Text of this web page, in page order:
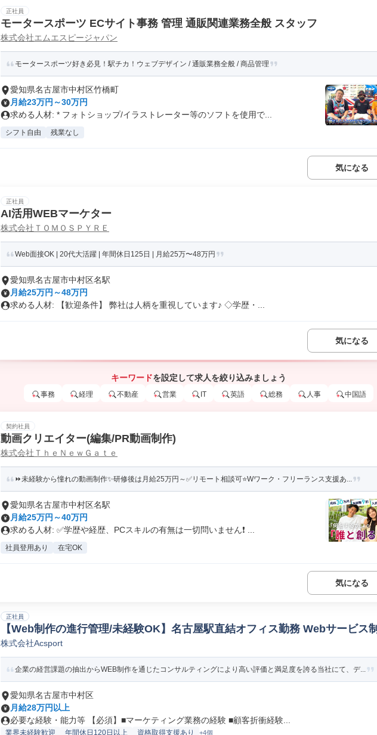
正社員
モータースポーツ ECサイト事務 管理 通販関連業務全般 スタッフ
株式会社エムエスピージャパン
モータースポーツ好き必見！駅チカ！ウェブデザイン / 通販業務全般 / 商品管理
愛知県名古屋市中村区竹橋町
月給23万円～30万円
求める人材: * フォトショップ/イラストレーター等のソフトを使用で...
シフト自由 残業なし
気になる
正社員
AI活用WEBマーケター
株式会社ＴＯＭＯＳＰＹＲＥ
Web面接OK | 20代大活躍 | 年間休日125日 | 月給25万〜48万円
愛知県名古屋市中村区名駅
月給25万円～48万円
求める人材: 【歓迎条件】 弊社は人柄を重視しています♪ ◇学歴・...
気になる
キーワードを設定して求人を絞り込みましょう
事務 経理 不動産 営業 IT 英語 総務 人事 中国語
契約社員
動画クリエイター(編集/PR動画制作)
株式会社ＴｈｅＮｅｗＧａｔｅ
⏩️未経験から憧れの動画制作✨研修後は月給25万円～✅リモート相談可⭐Wワーク・フリーランス支援あ...
愛知県名古屋市中村区名駅
月給25万円～40万円
求める人材: ✅️学歴や経歴、PCスキルの有無は一切問いません❗️ ...
社員登用あり 在宅OK
気になる
正社員
【Web制作の進行管理/未経験OK】名古屋駅直結オフィス勤務 Webサービス
進行管理
株式会社Acsport
企業の経営課題の抽出からWEB制作を通じたコンサルティングにより高い評価と満足度を誇る当社にて、デ...
愛知県名古屋市中村区
月給28万円以上
必要な経験・能力等 【必須】■マーケティング業務の経験 ■顧客折衝経験...
業界未経験歓迎 年間休日120日以上 資格取得支援あり +4個